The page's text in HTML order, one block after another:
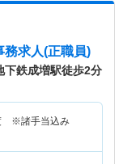
務求人(正職員)
下鉄成増駅徒歩2分
※諸手当込み